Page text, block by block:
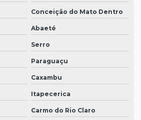
Conceição do Mato Dentro
Abaeté
Serro
Paraguaçu
Caxambu
Itapecerica
Carmo do Rio Claro